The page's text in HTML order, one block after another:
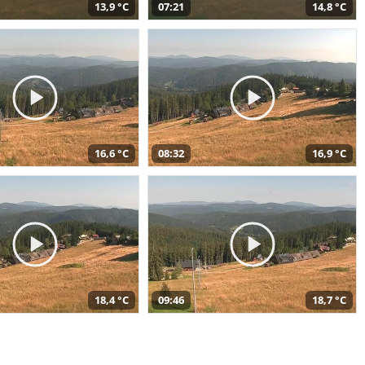
13,9 °C 07:21 14,8 °C
16,6 °C 08:32 16,9 °C
18,4 °C 09:46 18,7 °C